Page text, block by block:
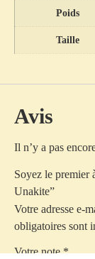
Poids
Taille
Avis
Il n’y a pas
Soyez le premier
Unakite”
Votre adresse e-
obligatoires sont
Votre note*